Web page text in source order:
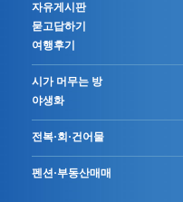
자유게시판
묻고답하기
여행후기
시가 머무는 방
야생화
전복·회·건어물
펜션·부동산매매